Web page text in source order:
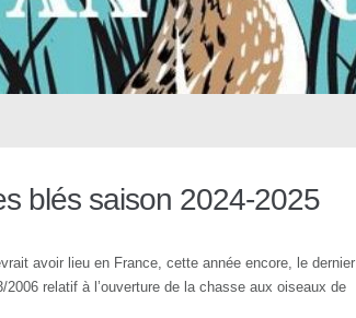
blés saison 2024-2025
avoir lieu en France, cette année encore, le dernier
2006 relatif à l’ouverture de la chasse aux oiseaux de